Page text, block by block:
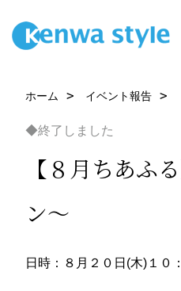
ホーム イベント報告
◆終了しました
【８月ちあふ
ン～
日時：８月２０日(木)１０